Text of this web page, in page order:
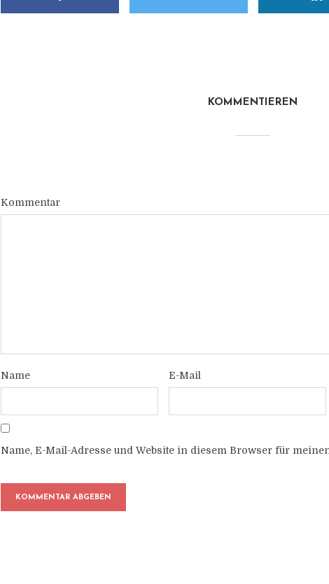
KOMMENTIEREN
Kommentar
Name E-Mail
Name, E-Mail-Adresse und Website in diesem Browser für